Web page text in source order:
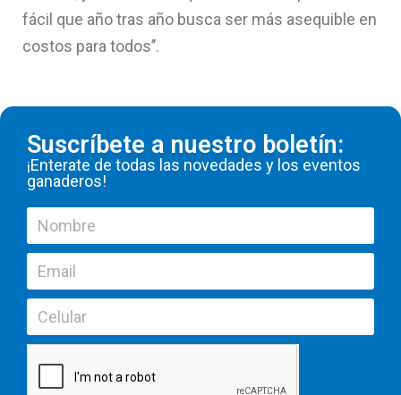
fácil que año tras año busca ser más asequible en
costos para todos’’.
Suscríbete a nuestro boletín:
¡Enterate de todas las novedades y los eventos
ganaderos!